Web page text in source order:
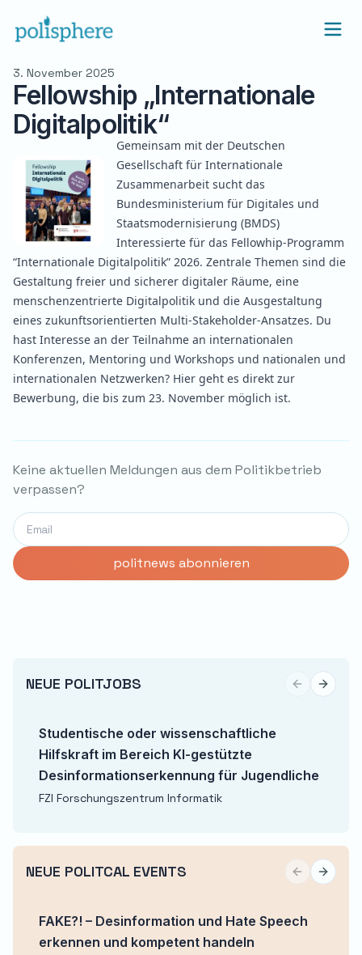
3. November 2025
Fellowship „Internationale
Digitalpolitik“
Gemeinsam mit der Deutschen
Gesellschaft für Internationale
Zusammenarbeit sucht das
Bundesministerium für Digitales und
Staatsmodernisierung (BMDS)
Interessierte für das Fellowhip-Programm
“Internationale Digitalpolitik” 2026. Zentrale Themen sind die
Gestaltung freier und sicherer digitaler Räume, eine
menschenzentrierte Digitalpolitik und die Ausgestaltung
eines zukunftsorientierten Multi-Stakeholder-Ansatzes. Du
hast Interesse an der Teilnahme an internationalen
Konferenzen, Mentoring und Workshops und nationalen und
internationalen Netzwerken? Hier geht es direkt zur
Bewerbung, die bis zum 23. November möglich ist.
Keine aktuellen Meldungen aus dem Politikbetrieb
verpassen?
NEUE POLITJOBS Previous
Next
Studentische oder wissenschaftliche
Hilfskraft im Bereich KI-gestützte
Desinformationserkennung für Jugendliche
FZI Forschungszentrum Informatik
NEUE POLITCAL EVENTS Previous
Next
FAKE?! – Desinformation und Hate Speech
erkennen und kompetent handeln